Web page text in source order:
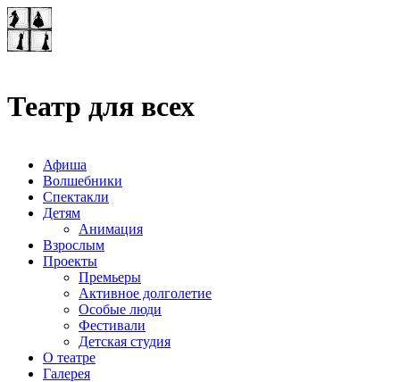
Театр для всех
Афиша
Волшебники
Спектакли
Детям
Анимация
Взрослым
Проекты
Премьеры
Активное долголетие
Особые люди
Фестивали
Детская студия
О театре
Галерея